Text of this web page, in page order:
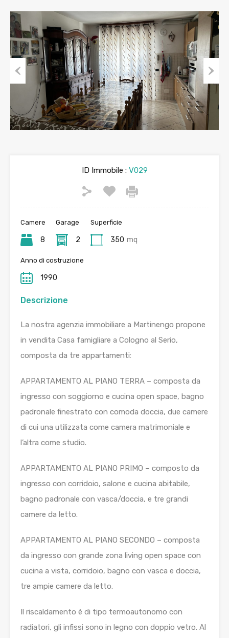
Previous Next
ID Immobile :V029
Camere
8
Garage
2
Superficie
350 mq
Anno di costruzione
1990
Descrizione
La nostra agenzia immobiliare a Martinengo propone
in vendita Casa famigliare a Cologno al Serio,
composta da tre appartamenti:
APPARTAMENTO AL PIANO TERRA – composta da
ingresso con soggiorno e cucina open space, bagno
padronale finestrato con comoda doccia, due camere
di cui una utilizzata come camera matrimoniale e
l’altra come studio.
APPARTAMENTO AL PIANO PRIMO – composto da
ingresso con corridoio, salone e cucina abitabile,
bagno padronale con vasca/doccia, e tre grandi
camere da letto.
APPARTAMENTO AL PIANO SECONDO – composta
da ingresso con grande zona living open space con
cucina a vista, corridoio, bagno con vasca e doccia,
tre ampie camere da letto.
Il riscaldamento è di tipo termoautonomo con
radiatori, gli infissi sono in legno con doppio vetro. Al